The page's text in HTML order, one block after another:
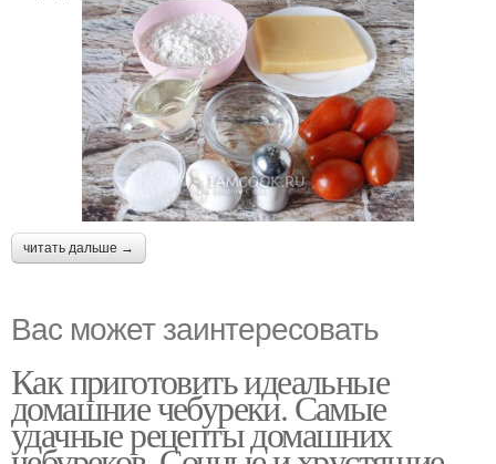
читать дальше →
Вас может заинтересовать
Как приготовить идеальные
домашние чебуреки. Самые
удачные рецепты домашних